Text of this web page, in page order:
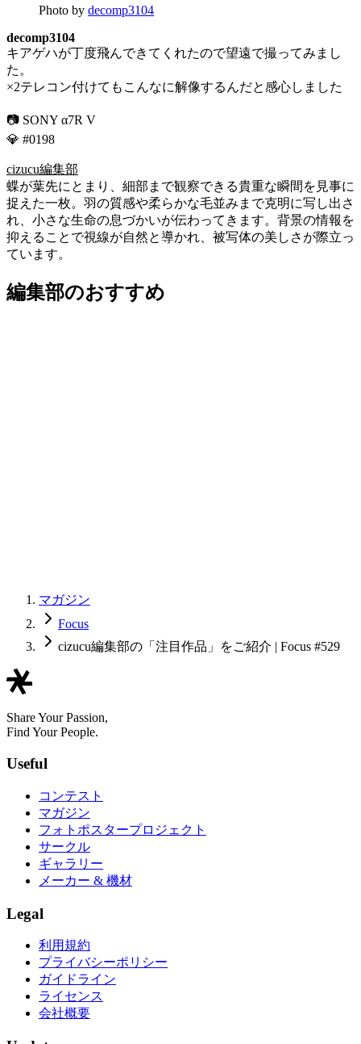
Photo by decomp3104
decomp3104
キアゲハが丁度飛んできてくれたので望遠で撮ってみまし
た。
×2テレコン付けてもこんなに解像するんだと感心しました
📷 SONY α7R V
💎 #0198
cizucu編集部
蝶が葉先にとまり、細部まで観察できる貴重な瞬間を見事に
捉えた一枚。羽の質感や柔らかな毛並みまで克明に写し出さ
れ、小さな生命の息づかいが伝わってきます。背景の情報を
抑えることで視線が自然と導かれ、被写体の美しさが際立っ
ています。
編集部のおすすめ
マガジン
Focus
cizucu編集部の「注目作品」をご紹介 | Focus #529
Share Your Passion,
Find Your People.
Useful
コンテスト
マガジン
フォトポスタープロジェクト
サークル
ギャラリー
メーカー & 機材
Legal
利用規約
プライバシーポリシー
ガイドライン
ライセンス
会社概要